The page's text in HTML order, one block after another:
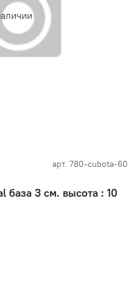
арт. 780-cubota-60
база 3 см. высота : 10